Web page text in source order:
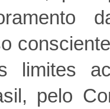
limites
pelo